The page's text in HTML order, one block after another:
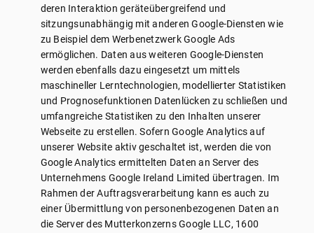
deren Interaktion geräteübergreifend und
sitzungsunabhängig mit anderen Google-Diensten wie
zu Beispiel dem Werbenetzwerk Google Ads
ermöglichen. Daten aus weiteren Google-Diensten
werden ebenfalls dazu eingesetzt um mittels
maschineller Lerntechnologien, modellierter Statistiken
und Prognosefunktionen Datenlücken zu schließen und
umfangreiche Statistiken zu den Inhalten unserer
Webseite zu erstellen. Sofern Google Analytics auf
unserer Website aktiv geschaltet ist, werden die von
Google Analytics ermittelten Daten an Server des
Unternehmens Google Ireland Limited übertragen. Im
Rahmen der Auftragsverarbeitung kann es auch zu
einer Übermittlung von personenbezogenen Daten an
die Server des Mutterkonzerns Google LLC, 1600